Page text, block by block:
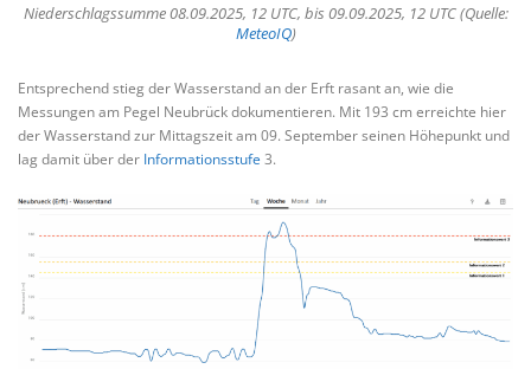
Niederschlagssumme 08.09.2025, 12 UTC, bis 09.09.2025, 12 UTC (Quelle:
MeteoIQ)
Entsprechend stieg der Wasserstand an der Erft rasant an, wie die
Messungen am Pegel Neubrück dokumentieren. Mit 193 cm erreichte hier
der Wasserstand zur Mittagszeit am 09. September seinen Höhepunkt und
lag damit über der Informationsstufe 3.